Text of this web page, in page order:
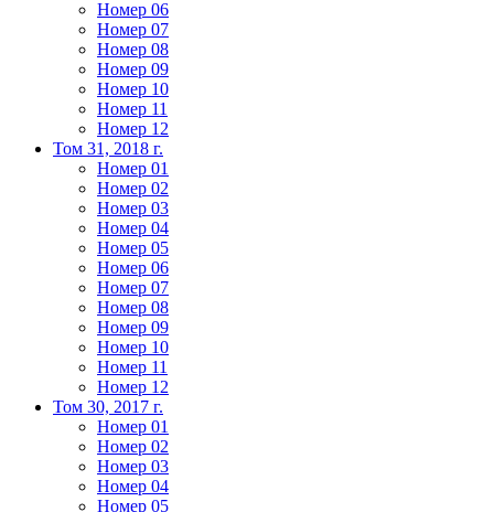
Номер 06
Номер 07
Номер 08
Номер 09
Номер 10
Номер 11
Номер 12
Том 31, 2018 г.
Номер 01
Номер 02
Номер 03
Номер 04
Номер 05
Номер 06
Номер 07
Номер 08
Номер 09
Номер 10
Номер 11
Номер 12
Том 30, 2017 г.
Номер 01
Номер 02
Номер 03
Номер 04
Номер 05